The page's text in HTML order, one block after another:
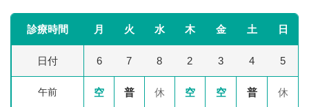
診療時間 月 火 水 木 金 土 日
日付 6 7 8 2 3 4 5
午前 空 普 休 空 空 普 休